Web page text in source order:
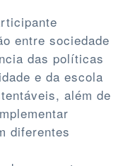
entre sociedade
das políticas
e da escola
além de
diferentes